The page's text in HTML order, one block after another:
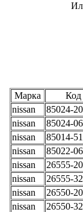
Марка Код
nissan
85024-
nissan
85024-
nissan
85014-
nissan
85022-
nissan
26555-
nissan
26555-
nissan
26550-
nissan
26550-